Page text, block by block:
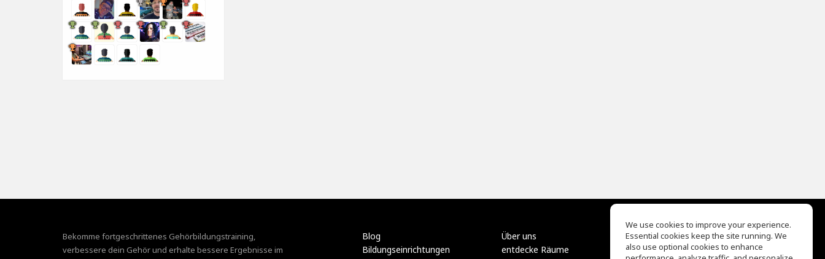
Bekomme fortgeschrittenes Gehörbildungstraining,
verbessere dein Gehör und erhalte bessere Ergebnisse im
Blog
Bildungseinrichtungen
Über uns
entdecke Räume
EQ Ear Training
Drum Machine
We use cookies to improve your experience.
Essential cookies keep the site running. We
also use optional cookies to enhance